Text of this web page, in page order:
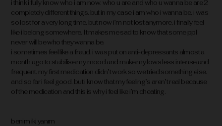
i think i fully know who i am now. who u are and who u wanna be are 2
completely different things. but in my case i am who i wanna be. i was
so lost for a very long time. but now i’m not lost anymore. i finally feel
like i belong somewhere. It makes me sad to know that some ppl
never will be who they wanna be.
i sometimes feel like a fraud. i was put on anti-depressants almost a
month ago to stabilise my mood and make my lows less intense and
frequent. my first medication didn’t work so we tried something else.
and so far i feel good. but i know that my feeling’s aren’t real because
of the medication and this is why i feel like i’m cheating.
benim iki yanım